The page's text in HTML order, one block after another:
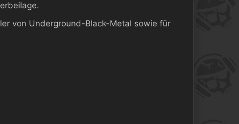
von Underground-Black-Metal sowie für